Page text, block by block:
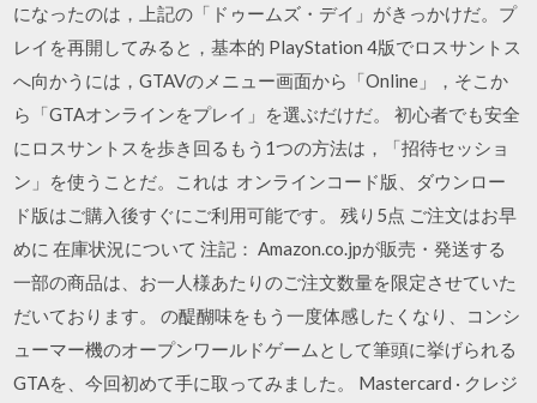
になったのは，上記の「ドゥームズ・デイ」がきっかけだ。プ
レイを再開してみると，基本的 PlayStation 4版でロスサントス
へ向かうには，GTAVのメニュー画面から「Online」，そこか
ら「GTAオンラインをプレイ」を選ぶだけだ。 初心者でも安全
にロスサントスを歩き回るもう1つの方法は，「招待セッショ
ン」を使うことだ。これは オンラインコード版、ダウンロー
ド版はご購入後すぐにご利用可能です。 残り5点 ご注文はお早
めに 在庫状況について 注記： Amazon.co.jpが販売・発送する
一部の商品は、お一人様あたりのご注文数量を限定させていた
だいております。 の醍醐味をもう一度体感したくなり、コンシ
ューマー機のオープンワールドゲームとして筆頭に挙げられる
GTAを、今回初めて手に取ってみました。 Mastercard · クレジ